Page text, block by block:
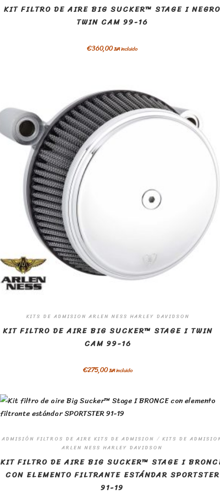
KIT FILTRO DE AIRE BIG SUCKER™ STAGE I
TWIN CAM 99-16
€360,00IVA incluido
KITS DE ADMISION ARLEN NESS HARLEY DAVIDSON
KIT FILTRO DE AIRE BIG SUCKER™ STAGE I TWIN
CAM 99-16
€275,00IVA incluido
ADMISIÓN FILTROS DE AIRE KITS DE ADMISION / KITS DE
ARLEN NESS HARLEY DAVIDSON
KIT FILTRO DE AIRE BIG SUCKER™ STAGE I
CON ELEMENTO FILTRANTE ESTÁNDAR SPORTSTER
91-19